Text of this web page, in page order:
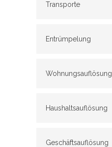
Transporte
Entrümpelung
Wohnungsauflösung
Haushaltsauflösung
Geschäftsauflösung